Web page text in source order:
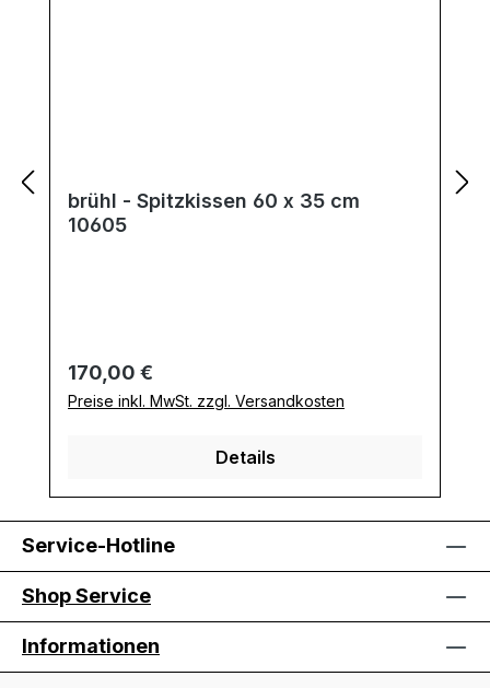
brühl - Spitzkissen 60 x 35 cm
10605
Regulärer Preis:
170,00 €
Preise inkl. MwSt. zzgl. Versandkosten
Details
Service-Hotline
Shop Service
Informationen